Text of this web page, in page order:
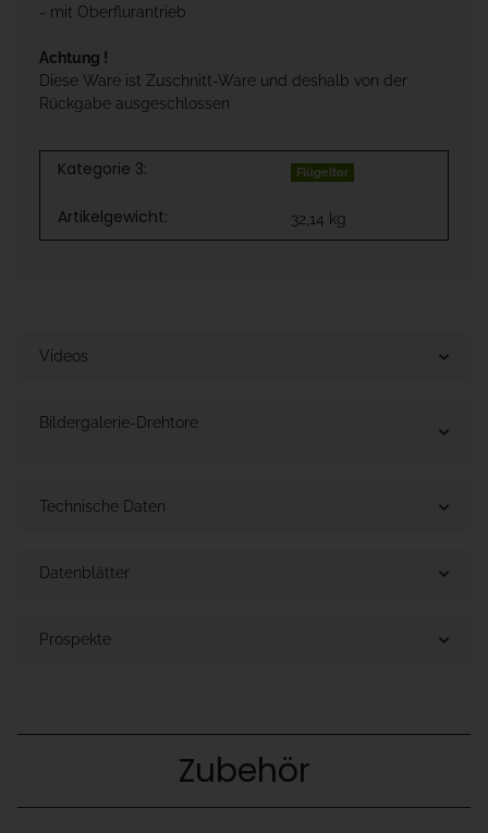
- mit Oberflurantrieb
Achtung !
Diese Ware ist Zuschnitt-Ware und deshalb von der
Rückgabe ausgeschlossen
Kategorie 3: Flügeltor
Artikelgewicht: 32,14 kg
Videos
Bildergalerie-Drehtore
Technische Daten
Datenblätter
Prospekte
Zubehör